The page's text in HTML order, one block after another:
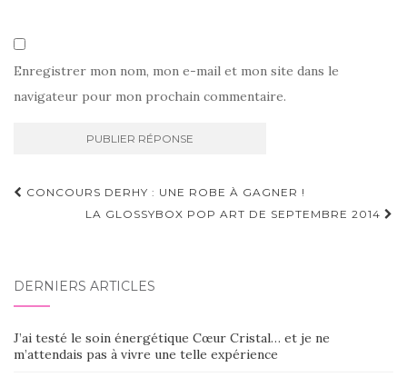
Enregistrer mon nom, mon e-mail et mon site dans le
navigateur pour mon prochain commentaire.
Navigation
d'article
CONCOURS DERHY : UNE ROBE À GAGNER !
LA GLOSSYBOX POP ART DE SEPTEMBRE 2014
DERNIERS ARTICLES
J’ai testé le soin énergétique Cœur Cristal… et je ne
m’attendais pas à vivre une telle expérience